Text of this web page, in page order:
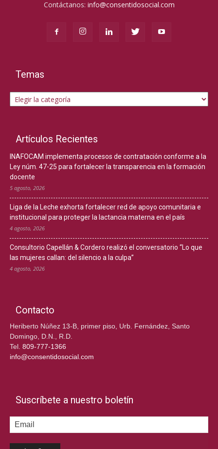
Contáctanos: info@consentidosocial.com
Temas
Temas
Artículos Recientes
INAFOCAM implementa procesos de contratación conforme a la
Ley núm. 47-25 para fortalecer la transparencia en la formación
docente
5 agosto, 2026
Liga de la Leche exhorta fortalecer red de apoyo comunitaria e
institucional para proteger la lactancia materna en el país
4 agosto, 2026
Consultorio Capellán & Cordero realizó el conversatorio “Lo que
las mujeres callan: del silencio a la culpa”
4 agosto, 2026
Contacto
Heriberto Núñez 13-B, primer piso, Urb. Fernández, Santo
Domingo, D.N., R.D.
Tel. 809-777-1366
info@consentidosocial.com
Suscríbete a nuestro boletín